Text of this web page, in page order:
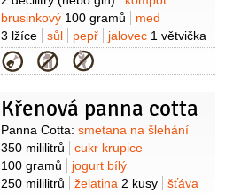
brusinkový 100 gramů
med
3 lžíce
sůl pepř jalovec 1 větvička
(celý)
jalovec1 lžíce
Kategorie
Křenová panna cotta
Suroviny
Panna Cotta: smetana na šlehání
350 mililitrů
cukr krupice
100 gramů
jogurt bílý
250 mililitrů
želatina 2 kusy
šťáva